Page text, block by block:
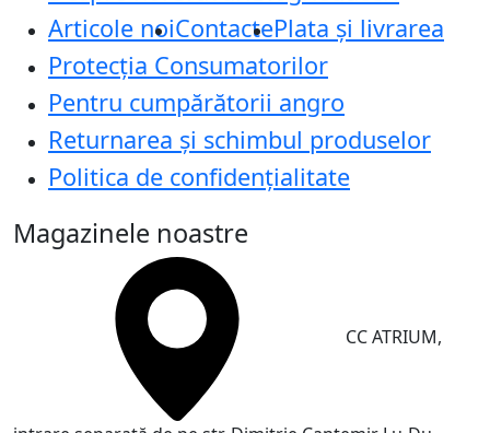
Articole noiContactePlata și livrarea
Protecţia Consumatorilor
Pentru cumpărătorii angro
Returnarea și schimbul produselor
Politica de confidențialitate
Magazinele noastre
CC ATRIUM,